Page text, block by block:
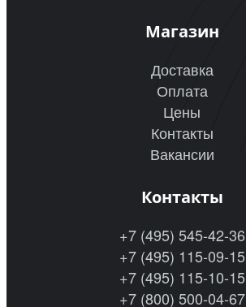
Магазин
Доставка
Оплата
Цены
Контакты
Вакансии
Контакты
+7 (495) 545-42-36
+7 (495) 115-09-15
+7 (495) 115-10-15
+7 (800) 500-04-67